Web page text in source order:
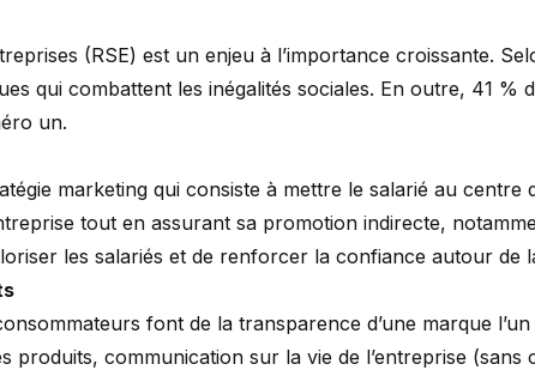
(RSE) est un enjeu à l’importance croissante.
qui combattent les inégalités sociales. En outre, 41 %
un.
marketing qui consiste à mettre le salarié au centre
tout en assurant sa promotion indirecte,
les salariés et de renforcer la confiance autour de
font de la transparence d’une marque
communication sur la vie de l’entreprise (sans